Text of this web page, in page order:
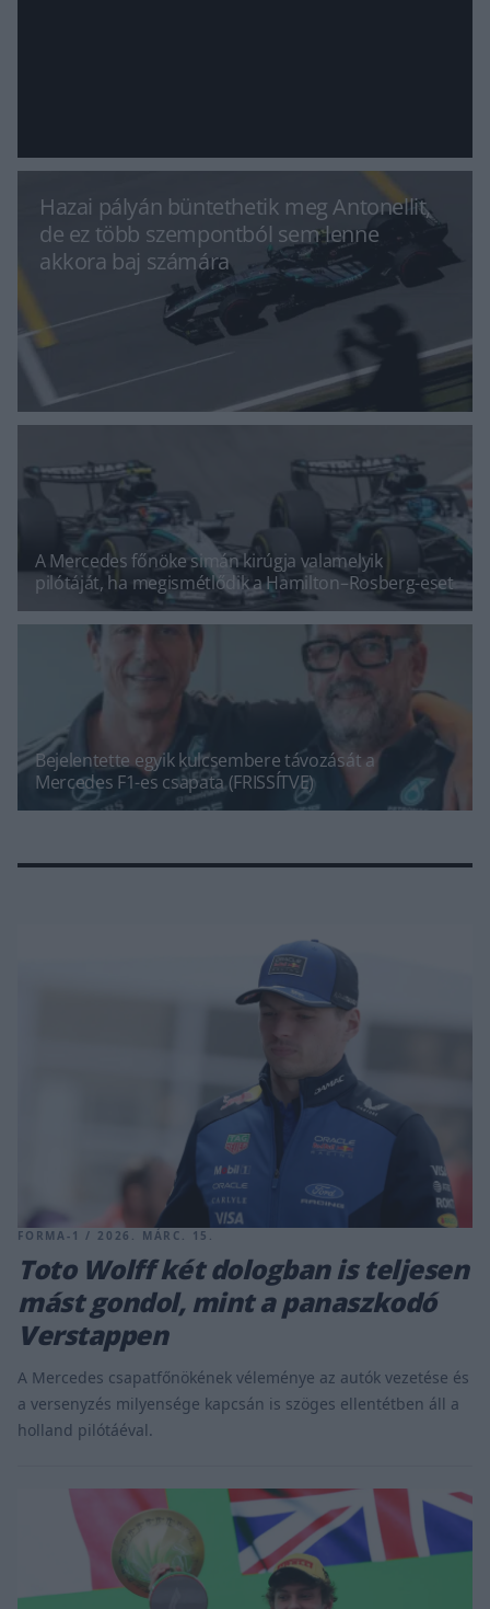
Hazai pályán büntethetik meg Antonellit,
de ez több szempontból sem lenne
akkora baj számára
A Mercedes főnöke simán kirúgja valamelyik
pilótáját, ha megismétlődik a Hamilton–Rosberg-eset
Bejelentette egyik kulcsembere távozását a
Mercedes F1-es csapata (FRISSÍTVE)
FORMA-1 / 2026. MÁRC. 15.
Toto Wolff két dologban is teljesen
mást gondol, mint a panaszkodó
Verstappen
A Mercedes csapatfőnökének véleménye az autók vezetése és
a versenyzés milyensége kapcsán is szöges ellentétben áll a
holland pilótáéval.